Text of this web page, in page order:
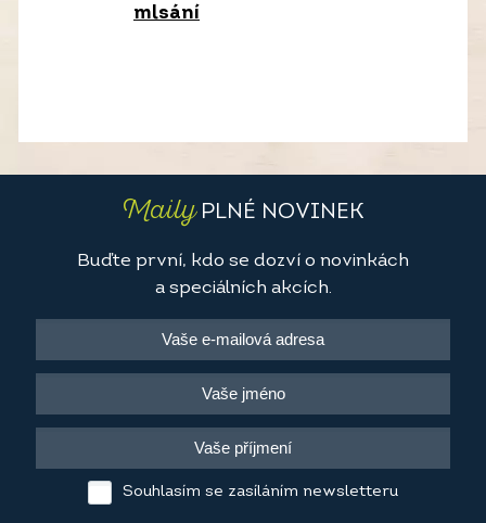
mlsání
MailyPLNÉ NOVINEK
Buďte první, kdo se dozví o novinkách
a speciálních akcích.
Souhlasím se zasíláním newsletteru